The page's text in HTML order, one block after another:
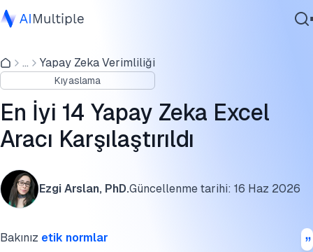
Ajanik Yapay Zeka
Siber güvenlik
Veri
Kurumsal Yazılım
Hizmetler
... Yapay Zeka Verimliliği
Kıyaslama
En İyi 14 Yapay Zeka Excel
Aracı Karşılaştırıldı
Ezgi Arslan, PhD.Güncellenme tarihi: 16 Haz 2026
Bakınız etik normlar
Yapay Zeka Destekli Excel Çözümlerinin
Yapay Zeka Destekli Araçların Anahtar Özellikleri
SSS'ler
Bu benchmarkı kaynak gösterin